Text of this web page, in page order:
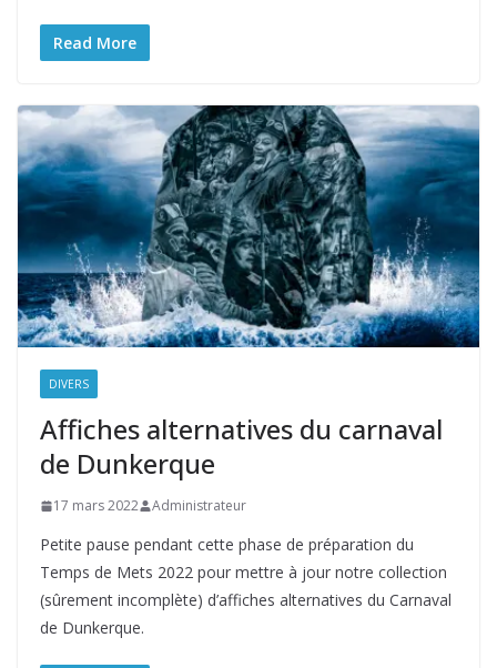
Read More
DIVERS
Affiches alternatives du carnaval
de Dunkerque
17 mars 2022 Administrateur
Petite pause pendant cette phase de préparation du
Temps de Mets 2022 pour mettre à jour notre collection
(sûrement incomplète) d’affiches alternatives du Carnaval
de Dunkerque.